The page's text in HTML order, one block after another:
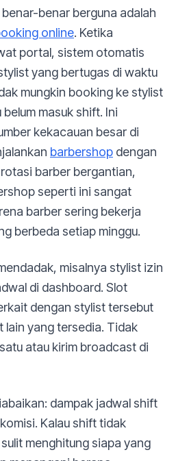
benar berguna adalah
online. Ketika
portal, sistem otomatis
yang bertugas di waktu
mungkin booking ke stylist
masuk shift. Ini
kekacauan besar di
barbershop dengan
barber bergantian,
seperti ini sangat
barber sering bekerja
berbeda setiap minggu.
misalnya stylist izin
di dashboard. Slot
dengan stylist tersebut
lain yang tersedia. Tidak
atau kirim broadcast di
dampak jadwal shift
Kalau shift tidak
menghitung siapa yang